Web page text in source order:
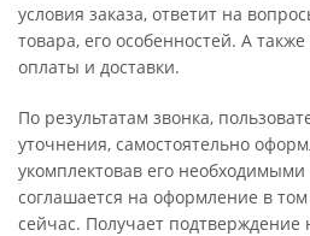
условия заказа, ответит на
товара, его особенностей. А
оплаты и доставки.
По результатам звонка,
уточнения, самостоятельно
укомплектовав его
соглашается на оформление в
сейчас. Получает подтверждение